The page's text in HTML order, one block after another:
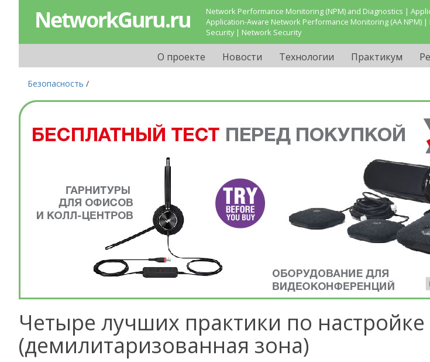
Network Performance Monitoring (NPM) and Diagnostics |
Application-Aware Network Performance Monitoring (AA NPM)
Security | Network Security
О проекте Новости Технологии Практикум
Безопасность /
Четыре лучших практики по настройке
(демилитаризованная зона)